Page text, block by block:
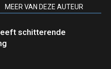
MEER VAN DEZE AUTEUR
schitterende